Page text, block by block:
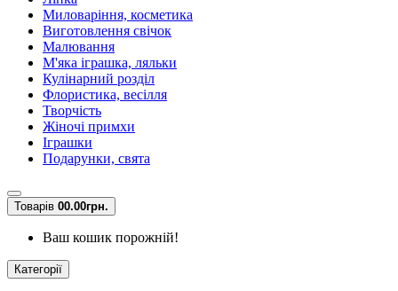
Миловаріння, косметика
Виготовлення свічок
Малювання
М'яка іграшка, ляльки
Кулінарний розділ
Флористика, весілля
Творчість
Жіночі примхи
Іграшки
Подарунки, свята
Товарів 00.00грн.
Ваш кошик порожній!
Категорії